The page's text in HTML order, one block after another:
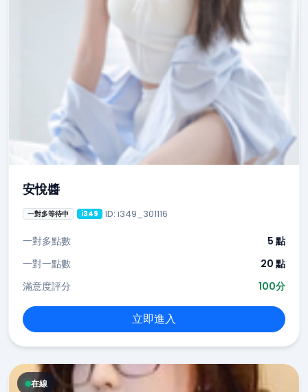
安悅醬
一對多等待中 i349 ID: i349_301116
一對多點數
5 點
一對一點數
20 點
滿意度評分
100分
立即進入
在線